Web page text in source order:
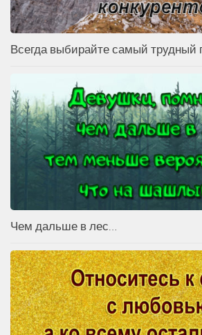
Всегда выбирайте самый трудный
Чем дальше в лес…